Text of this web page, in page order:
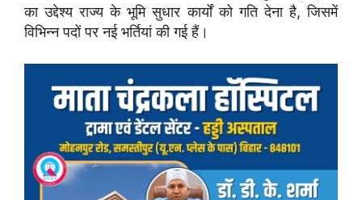
का उद्देश्य राज्य के भूमि सुधार कार्यों को गति देना है, जिसमें
विभिन्न पदों पर नई भर्तियां की गई हैं।